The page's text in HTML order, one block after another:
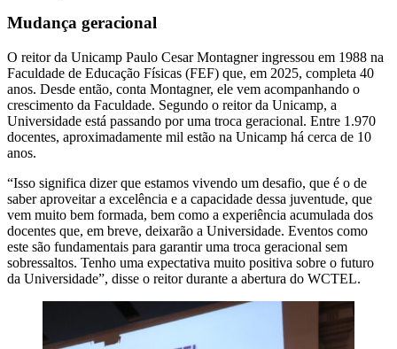
Mudança geracional
O reitor da Unicamp Paulo Cesar Montagner ingressou em 1988 na
Faculdade de Educação Físicas (FEF) que, em 2025, completa 40
anos. Desde então, conta Montagner, ele vem acompanhando o
crescimento da Faculdade. Segundo o reitor da Unicamp, a
Universidade está passando por uma troca geracional. Entre 1.970
docentes, aproximadamente mil estão na Unicamp há cerca de 10
anos.
“Isso significa dizer que estamos vivendo um desafio, que é o de
saber aproveitar a excelência e a capacidade dessa juventude, que
vem muito bem formada, bem como a experiência acumulada dos
docentes que, em breve, deixarão a Universidade. Eventos como
este são fundamentais para garantir uma troca geracional sem
sobressaltos. Tenho uma expectativa muito positiva sobre o futuro
da Universidade”, disse o reitor durante a abertura do WCTEL.